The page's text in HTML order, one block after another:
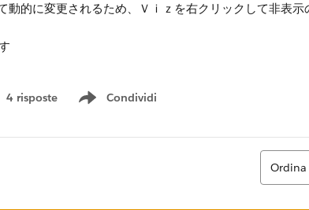
的​に変更されるため、Ｖｉｚを右クリックして非表示
4 risposte Condividi
Show menu
Ordina